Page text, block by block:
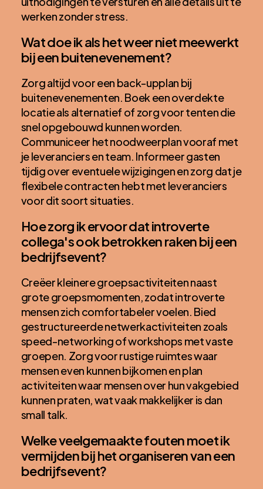
werken zonder stress.
Wat doe ik als het weer niet meewerkt
bij een buitenevenement?
Zorg altijd voor een back-upplan bij
buitenevenementen. Boek een overdekte
locatie als alternatief of zorg voor tenten die
snel opgebouwd kunnen worden.
Communiceer het noodweerplan vooraf met
je leveranciers en team. Informeer gasten
tijdig over eventuele wijzigingen en zorg dat je
flexibele contracten hebt met leveranciers
voor dit soort situaties.
Hoe zorg ik ervoor dat introverte
collega's ook betrokken raken bij een
bedrijfsevent?
Creëer kleinere groepsactiviteiten naast
grote groepsmomenten, zodat introverte
mensen zich comfortabeler voelen. Bied
gestructureerde netwerkactiviteiten zoals
speed-networking of workshops met vaste
groepen. Zorg voor rustige ruimtes waar
mensen even kunnen bijkomen en plan
activiteiten waar mensen over hun vakgebied
kunnen praten, wat vaak makkelijker is dan
small talk.
Welke veelgemaakte fouten moet ik
vermijden bij het organiseren van een
bedrijfsevent?